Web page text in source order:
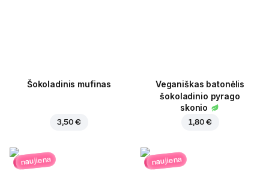
Šokoladinis mufinas
3,50 €
Veganiškas batonėlis
šokoladinio pyrago
skonio
1,80 €
naujiena naujiena